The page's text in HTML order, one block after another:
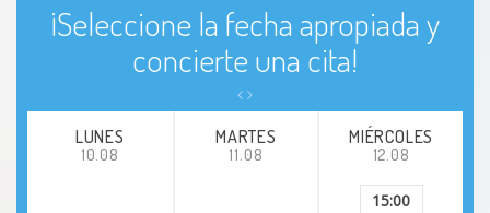
¡Seleccione la fecha apropiada y
concierte una cita!
LUNES
10.08
MARTES
11.08
MIÉRCOLES
12.08
15:00